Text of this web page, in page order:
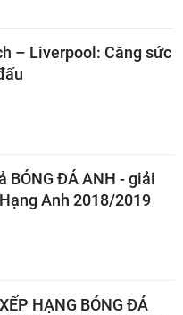
– Liverpool: Căng sức
BÓNG ĐÁ ANH - giải
Anh 2018/2019
HẠNG BÓNG ĐÁ